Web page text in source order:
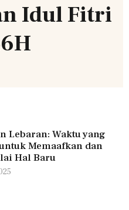
Idul Fitri
Lebaran: Waktu yang
Memaafkan dan
Hal Baru